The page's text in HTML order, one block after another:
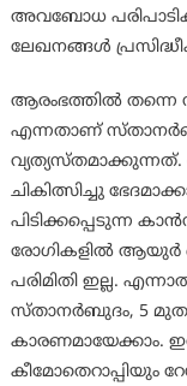
അവബോധ
ലേഖനങ്ങള്‍
ആരംഭത്തില്‍ തന്നെ
എന്നതാണ്
വ്യത്യസ്തമാക്കുന്നത്.
ചികിത്സിച്ചു
പിടിക്കപ്പെടുന്ന
രോഗികളില്‍ ആയുര്‍
പരിമിതി ഇല്ല.
സ്താനര്‍ബുദം, 5
കാരണമായേക്കാം.
കീമോതെറാപ്പിയും